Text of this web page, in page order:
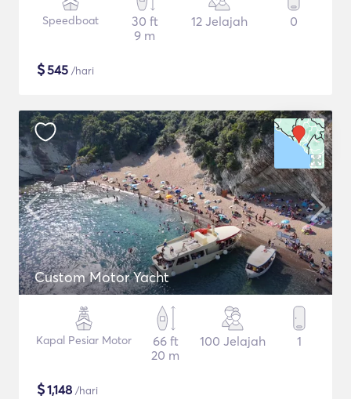
Speedboat
30 ft
9 m
12 Jelajah 0
$545 /hari
Custom Motor Yacht
Kapal Pesiar Motor
66 ft
20 m
100 Jelajah 1
$1,148 /hari